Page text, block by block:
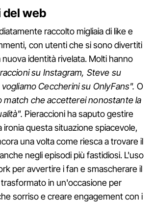
del web
raccolto migliaia di like e
con utenti che si sono divertiti
nuova identità rivelata. Molti hanno
su Instagram, Steve su
Ceccherini su OnlyFans". O
match che accetterei nonostante la
Pieraccioni ha saputo gestire
ironia questa situazione spiacevole,
una volta come riesca a trovare il
negli episodi più fastidiosi. L'uso
per avvertire i fan e smascherare il
in un'occasione per
sorriso e creare engagement con i